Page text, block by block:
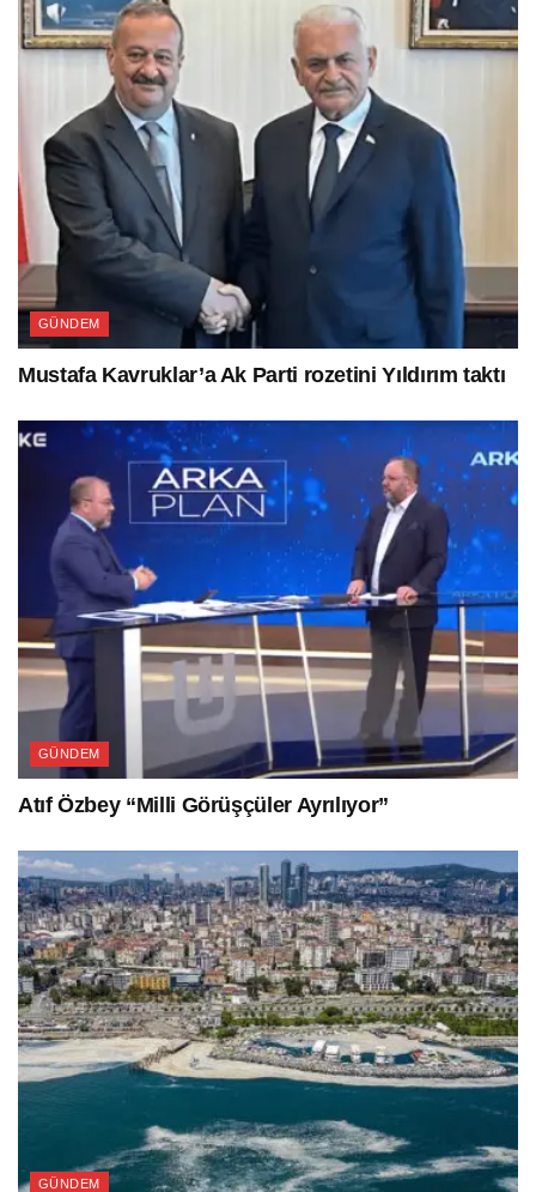
GÜNDEM
Mustafa Kavruklar’a Ak Parti rozetini Yıldırım taktı
GÜNDEM
Atıf Özbey “Milli Görüşçüler Ayrılıyor”
GÜNDEM